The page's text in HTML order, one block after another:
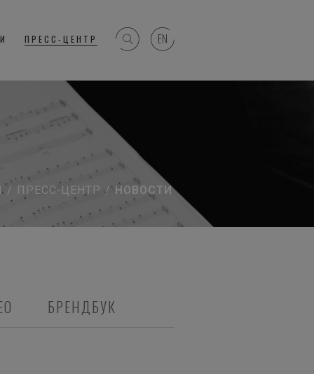
ПРЕСС-ЦЕНТР
/ ПРЕСС-ЦЕНТР / НОВОСТИ
БРЕНДБУК